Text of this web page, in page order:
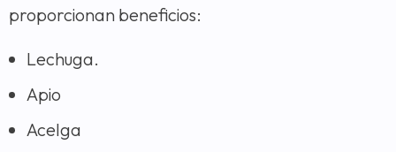
proporcionan beneficios:
Lechuga.
Apio
Acelga